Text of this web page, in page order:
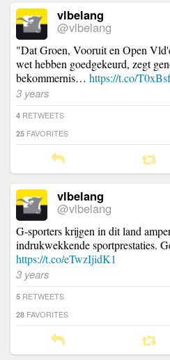
vlbelang
@vlbelang
"Dat Groen, Vooruit en Open
wet hebben goedgekeurd, zegt
bekommernis… https://t.co/
3 years
4 RETWEETS
25 FAVORITES
vlbelang
@vlbelang
G-sporters krijgen in dit land
indrukwekkende sportprestaties.
https://t.co/eTwzIjidK1
3 years
5 RETWEETS
28 FAVORITES